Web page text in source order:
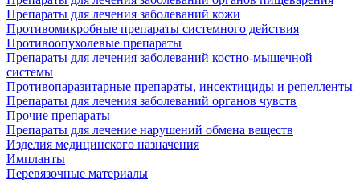
Препараты для лечения заболеваний кожи
Противомикробные препараты системного действия
Противоопухолевые препараты
Препараты для лечения заболеваний костно-мышечной
системы
Противопаразитарные препараты, инсектициды и репелленты
Препараты для лечения заболеваний органов чувств
Прочие препараты
Препараты для лечение нарушений обмена веществ
Изделия медицинского назначения
Импланты
Перевязочные материалы